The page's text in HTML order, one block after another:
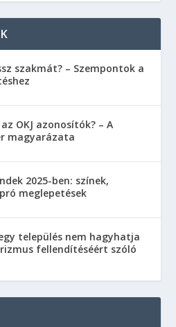
szakmát? – Szempontok a
OKJ azonosítók? – A
magyarázata
2025-ben: színek,
meglepetések
település nem hagyhatja
fellendítéséért szóló